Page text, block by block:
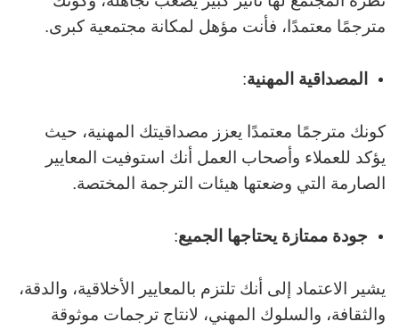
مترجمًا معتمدًا، فأنت مؤهل لمكانة مجتمعية كبرى.
المصداقية المهنية:
كونك مترجمًا معتمدًا يعزز مصداقيتك المهنية، حيث
يؤكد للعملاء وأصحاب العمل أنك استوفيت المعايير
الصارمة التي وضعتها هيئات الترجمة المختصة.
جودة ممتازة يحتاجها الجميع:
يشير الاعتماد إلى أنك تلتزم بالمعايير الأخلاقية، والدقة،
والثقافة، والسلوك المهني، لانتاج ترجمات موثوقة